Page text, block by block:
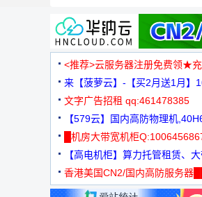
<推荐>云服务器注册免费领★
来【菠萝云】-【买2月送1月】
文字广告招租 qq:461478385
【579云】国内高防物理机
元
█机房大带宽机柜
【高电机柜】算力托管租赁、
机
香港美国CN2/国内高防服务器